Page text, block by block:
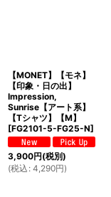
【MONET】【モネ】
【印象・日の出】
Impression,
Sunrise【アート系】
【Tシャツ】【M】
[FG2101-5-FG25-N]
3,900円(税別)
(税込 : 4,290円)